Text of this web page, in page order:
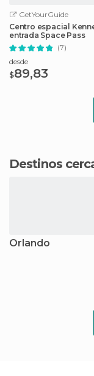
GetYourGuide
Centro espacial
entrada Space Pass
(7)
desde
$89,83
Destinos
Orlando